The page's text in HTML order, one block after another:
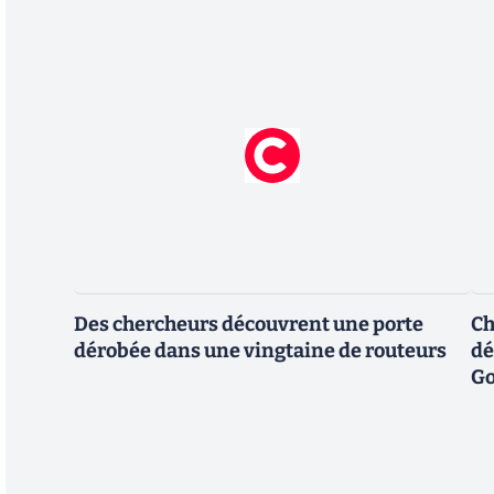
Des chercheurs découvrent une porte
dérobée dans une vingtaine de routeurs